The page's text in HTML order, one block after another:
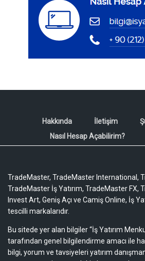
Hakkında İletişim
Nasıl Hesap Açabilirim?
TradeMaster, TradeMaster International,
TradeMaster İş Yatırım, TradeMaster FX,
Invest Art, Geniş Açı ve Camiş Online, İş
tescilli markalarıdır.
Bu sitede yer alan bilgiler “İş Yatırım
tarafından genel bilgilendirme amacı ile
bilgi, yorum ve tavsiyeleri yatırım